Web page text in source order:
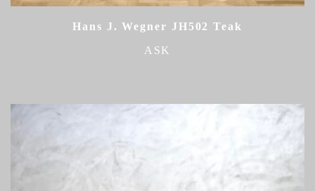
Hans J. Wegner JH502 Teak
ASK